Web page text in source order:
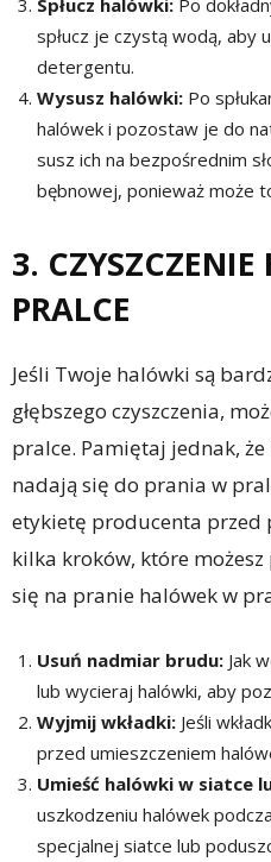
spłucz je czystą wodą, aby
detergentu.
Wysusz halówki: Po
halówek i pozostaw je do
susz ich na bezpośrednim
bębnowej, ponieważ może
3.
PRALCE
Jeśli Twoje halówki są
głębszego czyszczenia,
pralce. Pamiętaj jednak,
nadają się do prania w
etykietę producenta przed
kilka kroków, które
się na pranie halówek w
Usuń nadmiar brudu: Jak
lub wycieraj halówki, aby
Wyjmij wkładki: Jeśli
przed umieszczeniem
Umieść halówki w siatce
uszkodzeniu halówek
specjalnej siatce lub